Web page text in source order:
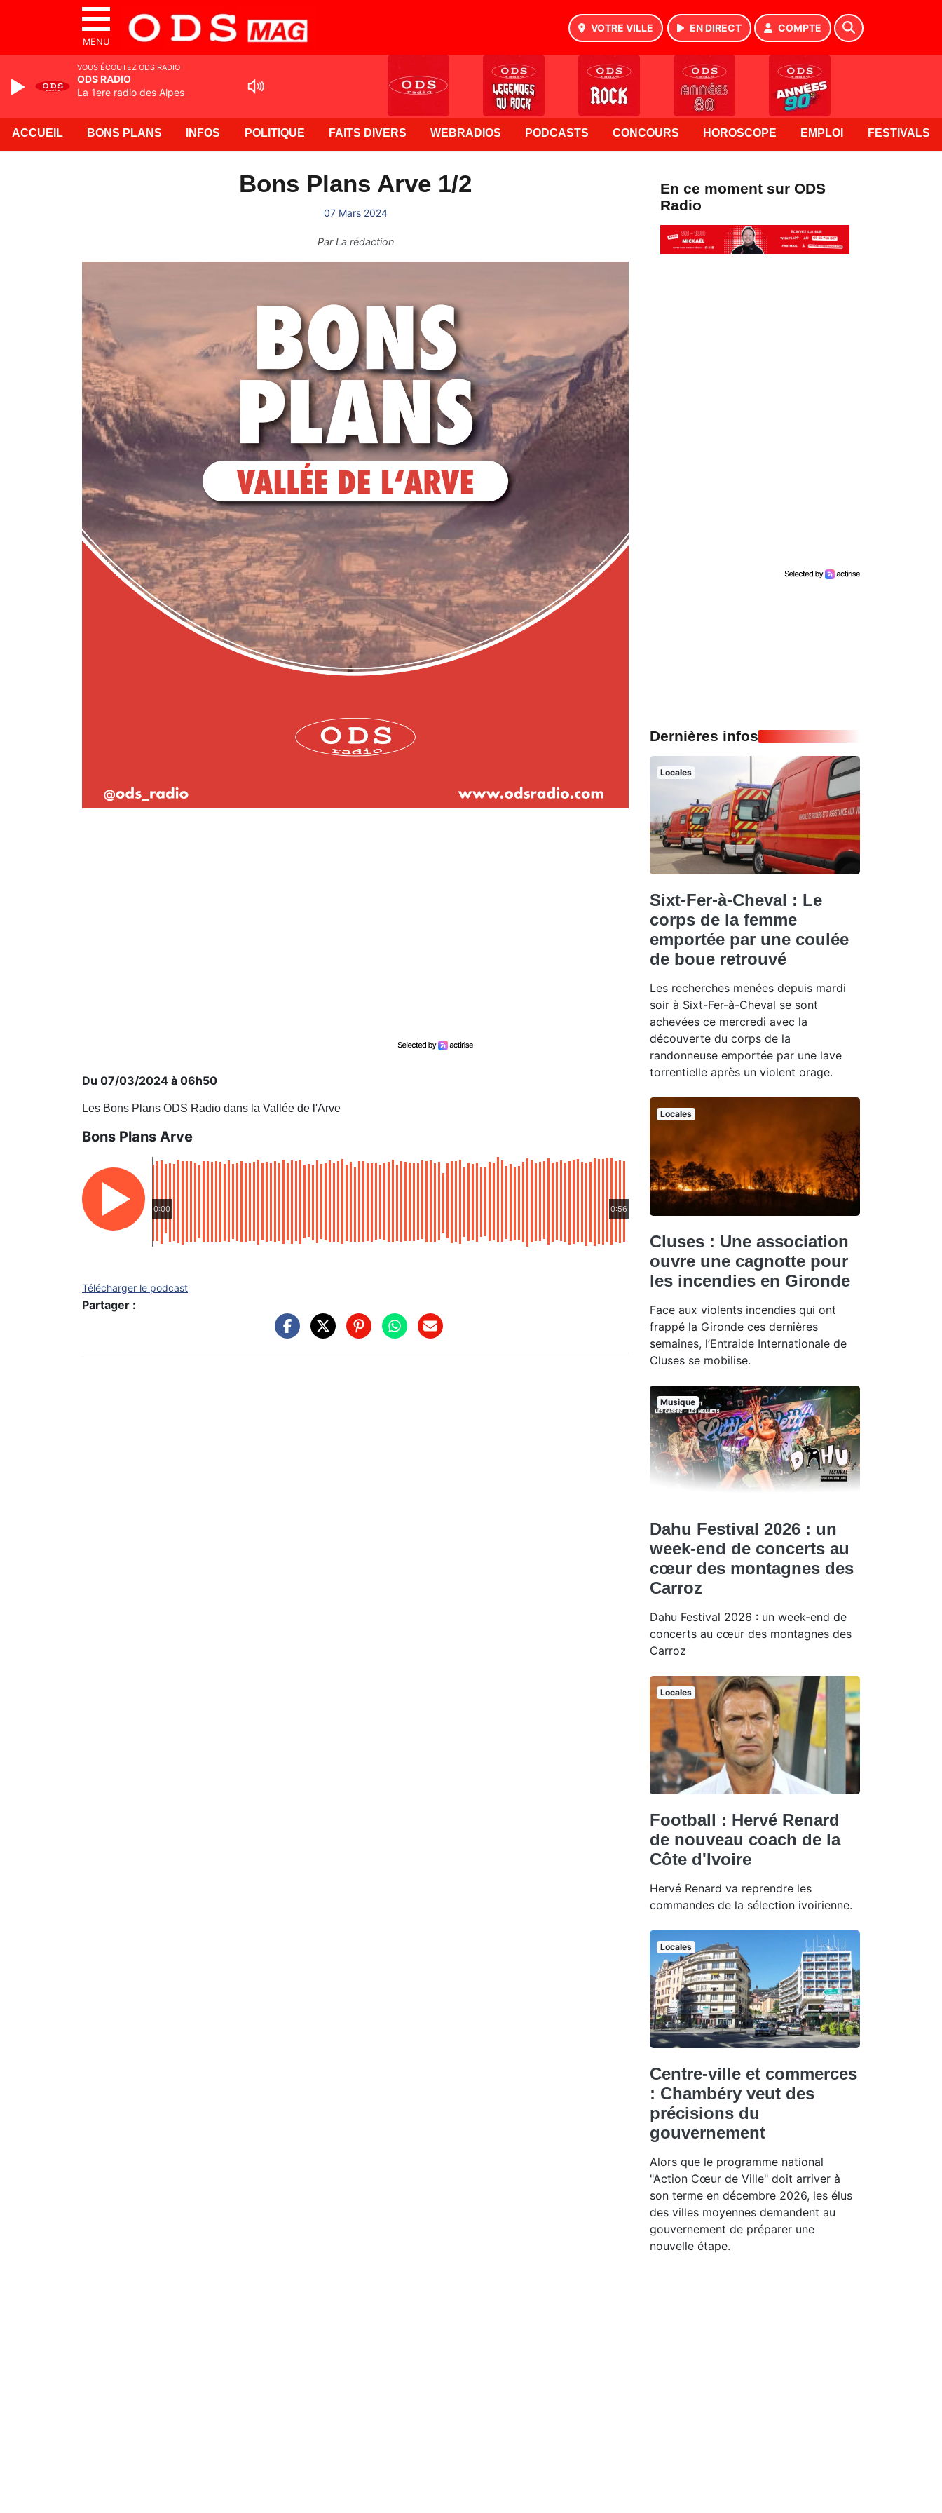
MENU
VOTRE VILLE EN DIRECT COMPTE
ACCUEIL BONS PLANS INFOS POLITIQUE FAITS DIVERS WEBRADIOS PODCASTS CONCOURS HOROSCOPE EMPLOI FESTIVALS
Bons Plans Arve 1/2
07 Mars 2024
ParLa rédaction
Du 07/03/2024 à 06h50
Les Bons Plans ODS Radio dans la Vallée de l'Arve
Bons Plans Arve
0:00 0:56
Télécharger le podcast
Partager :
En ce moment sur ODS
Radio
Dernières infos
Locales
Sixt-Fer-à-Cheval : Le
corps de la femme
emportée par une coulée
de boue retrouvé
Les recherches menées depuis mardi
soir à Sixt-Fer-à-Cheval se sont
achevées ce mercredi avec la
découverte du corps de la
randonneuse emportée par une lave
torrentielle après un violent orage.
Locales
Cluses : Une association
ouvre une cagnotte pour
les incendies en Gironde
Face aux violents incendies qui ont
frappé la Gironde ces dernières
semaines, l’Entraide Internationale de
Cluses se mobilise.
Musique
Dahu Festival 2026 : un
week-end de concerts au
cœur des montagnes des
Carroz
Dahu Festival 2026 : un week-end de
concerts au cœur des montagnes des
Carroz
Locales
Football : Hervé Renard
de nouveau coach de la
Côte d'Ivoire
Hervé Renard va reprendre les
commandes de la sélection ivoirienne.
Locales
Centre-ville et commerces
: Chambéry veut des
précisions du
gouvernement
Alors que le programme national
"Action Cœur de Ville" doit arriver à
son terme en décembre 2026, les élus
des villes moyennes demandent au
gouvernement de préparer une
nouvelle étape.
VOUS ÉCOUTEZ ODS RADIO
ODS RADIO
La 1ere radio des Alpes